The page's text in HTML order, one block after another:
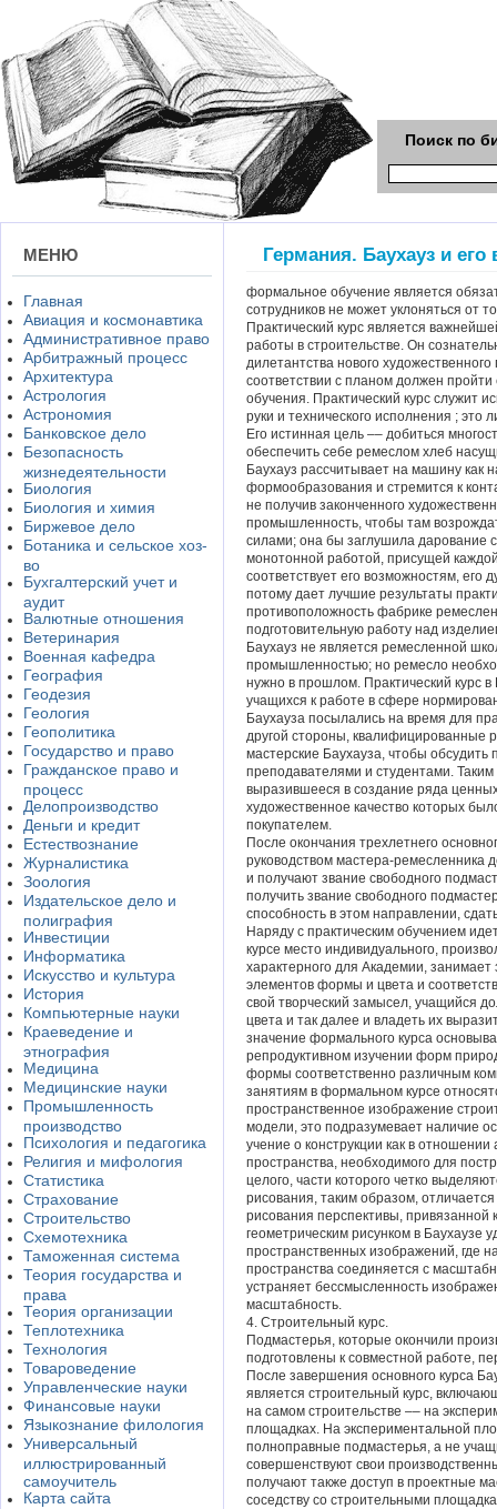
Поиск по
МЕНЮ
Главная
Авиация и космонавтика
Административное право
Арбитражный процесс
Архитектура
Астрология
Астрономия
Банковское дело
Безопасность
жизнедеятельности
Биология
Биология и химия
Биржевое дело
Ботаника и сельское хоз-
во
Бухгалтерский учет и
аудит
Валютные отношения
Ветеринария
Военная кафедра
География
Геодезия
Геология
Геополитика
Государство и право
Гражданское право и
процесс
Делопроизводство
Деньги и кредит
Естествознание
Журналистика
Зоология
Издательское дело и
полиграфия
Инвестиции
Информатика
Искусство и культура
История
Компьютерные науки
Краеведение и
этнография
Медицина
Медицинские науки
Промышленность
производство
Психология и педагогика
Религия и мифология
Статистика
Страхование
Строительство
Схемотехника
Таможенная система
Теория государства и
права
Теория организации
Теплотехника
Технология
Товароведение
Управленческие науки
Финансовые науки
Языкознание филология
Универсальный
иллюстрированный
самоучитель
Карта сайта
Германия. Баухауз и
формальное обучение является
сотрудников не может уклоняться от
Практический курс является
работы в строительстве. Он
дилетантства нового
соответствии с планом должен
обучения. Практический курс служит
руки и технического исполнения ; это
Его истинная цель –– добиться
обеспечить себе ремеслом хлеб
Баухауз рассчитывает на машину как
формообразования и стремится к
не получив законченного
промышленность, чтобы там
силами; она бы заглушила дарование
монотонной работой, присущей
соответствует его возможностям, его
потому дает лучшие результаты
противоположность фабрике
подготовительную работу над
Баухауз не является ремесленной
промышленностью; но ремесло
нужно в прошлом. Практический курс в
учащихся к работе в сфере
Баухауза посылались на время для
другой стороны, квалифицированные
мастерские Баухауза, чтобы
преподавателями и студентами.
выразившееся в создание ряда
художественное качество которых
покупателем.
После окончания трехлетнего
руководством мастера-ремесленника
и получают звание свободного
получить звание свободного
способность в этом направлении,
Наряду с практическим обучением
курсе место индивидуального,
характерного для Академии,
элементов формы и цвета и
свой творческий замысел, учащийся
цвета и так далее и владеть их
значение формального курса
репродуктивном изучении форм
формы соответственно различным
занятиям в формальном курсе
пространственное изображение
модели, это подразумевает наличие
учение о конструкции как в отношении
пространства, необходимого для
целого, части которого четко
рисования, таким образом, отличается
рисования перспективы, привязанной
геометрическим рисунком в Баухаузе
пространственных изображений, где
пространства соединяется с
устраняет бессмысленность
масштабность.
4. Строительный курс.
Подмастерья, которые окончили
подготовлены к совместной работе,
После завершения основного курса
является строительный курс,
на самом строительстве –– на
площадках. На экспериментальной
полноправные подмастерья, а не
совершенствуют свои
получают также доступ в проектные
соседству со строительными